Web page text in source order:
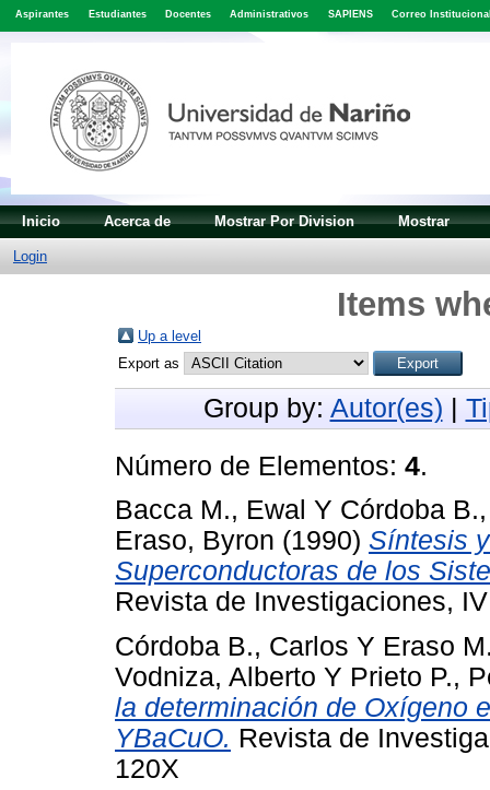
Aspirantes Estudiantes Docentes Administrativos SAPIENS Correo
Inicio Acerca de Mostrar Por Division Mostrar
Login
Items
Up a level
Export as
Group by: Autor(es) |
Número de Elementos: 4.
Bacca M., Ewal Y Córdoba
Eraso, Byron (1990) Síntesis
Superconductoras de los
Revista de Investigaciones,
Córdoba B., Carlos Y Eraso
Vodniza, Alberto Y Prieto P.,
la determinación de Oxígeno
YBaCuO. Revista de
120X